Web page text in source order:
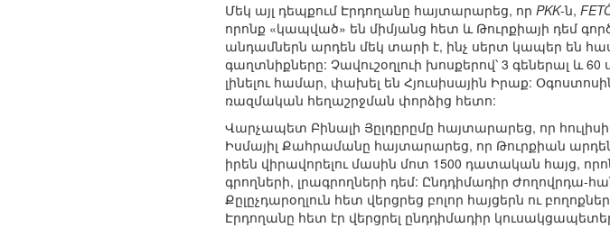
Մեկ այլ դեպքում Էրդողանը հայտարարեց, որ PKK-ն,
որոնք «կապված» են միմյանց հետ և Թուրքիայի դեմ
անդամներն արդեն մեկ տարի է, ինչ սերտ կապեր են
գաղտնիքները: Չավուշօղլուի խոսքերով՝ 3 գեներալ և
լինելու համար, փախել են Հյուսիսային Իրաք:
ռազմական հեղաշրջման փորձից հետո:
Վարչապետ Բինալի Յըլդըրըմը հայտարարեց, որ
Իսմայիլ Քահրամանը հայտարարեց, որ Թուրքիան արդեն
իրեն վիրավորելու մասին մոտ 1500 դատական հայց,
գրողների, լրագրողների դեմ: Ընդդիմադիր
Քըլըչդարօղլուն հետ վերցրեց բոլոր հայցերն ու
Էրդողանը հետ էր վերցրել ընդդիմադիր